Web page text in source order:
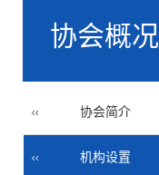
协会概况
协会简介
机构设置